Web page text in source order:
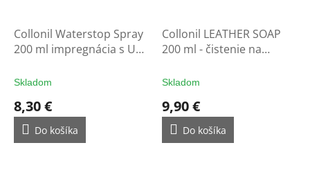
Collonil Waterstop Spray
200 ml impregnácia s UV
rukavice
Skladom
8,30 €
Do košíka
Collonil LEATHER SOAP
200 ml - čistenie na
Skladom
9,90 €
Do košíka